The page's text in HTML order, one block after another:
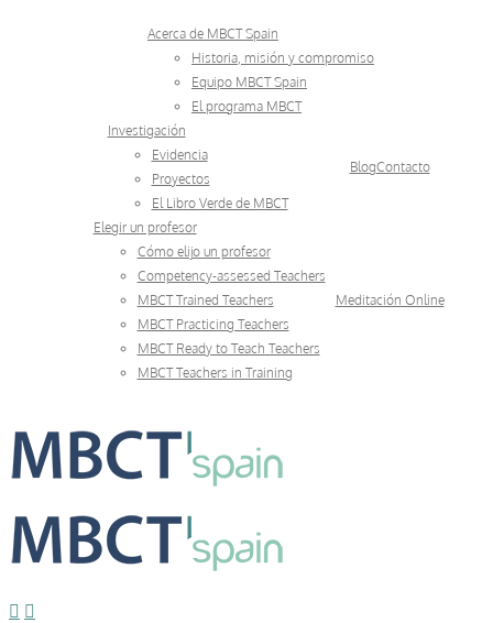
Acerca de MBCT Spain
Historia, misión y compromiso
Equipo MBCT Spain
El programa MBCT
Investigación
Evidencia
Proyectos
El Libro Verde de MBCT
BlogContacto
Elegir un profesor
Cómo elijo un profesor
Competency-assessed Teachers
MBCT Trained Teachers
MBCT Practicing Teachers
MBCT Ready to Teach Teachers
MBCT Teachers in Training
Meditación Online